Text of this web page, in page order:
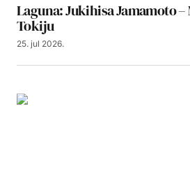
Laguna: Jukihisa Jamamoto –
Tokiju
25. jul 2026.